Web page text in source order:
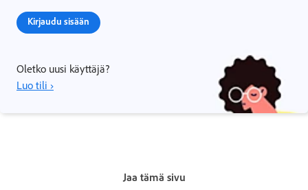
Kirjaudu sisään
Oletko uusi käyttäjä?
Luo tili ›
Jaa tämä sivu